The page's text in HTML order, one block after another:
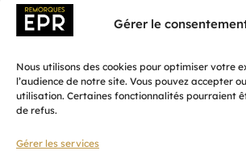
Gérer le
Nous utilisons des cookies pour optimiser votre
l’audience de notre site. Vous pouvez accepter
utilisation. Certaines fonctionnalités pourraient
de refus.
Gérer les services